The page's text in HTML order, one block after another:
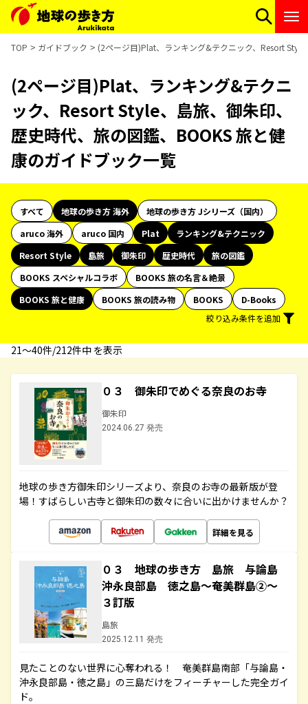
TOP ガイドブック (2ページ目)Plat、ランキング&テクニック、Resort
(2ページ目)Plat、ランキング&テクニ
ック、Resort Style、島旅、御朱印、
歴史時代、旅の図鑑、BOOKS 旅と健
康のガイドブック一覧
すべて 地球の歩き方 海外
地球の歩き方 Jシリーズ（国内）
aruco 海外
aruco 国内 Plat
ランキング&テクニック
Resort Style
島旅 御朱印 歴史時代
旅の図鑑
BOOKS スペシャルコラボ
BOOKS 旅の名言＆絶景
BOOKS 旅と健康
BOOKS 旅の読み物 BOOKS
D-Books
絞り込み条件を追加
21〜40件/212件中 を表示
０３ 御朱印でめぐる奈良のお寺
御朱印
2024.06.27 発売
地球の歩き方御朱印シリーズより、奈良のお寺の最新版が登
場！すばらしい古寺と御朱印の数々に合いに出かけませんか？
詳細を見る
０３ 地球の歩き方 島旅 与論島
沖永良部島 徳之島～奄美群島②～
３訂版
島旅
2025.12.11 発売
見たことのない世界に心奪われる！ 奄美群島南部「与論島・
沖永良部島・徳之島」の三島だけをフィーチャーした完全ガイ
ド。